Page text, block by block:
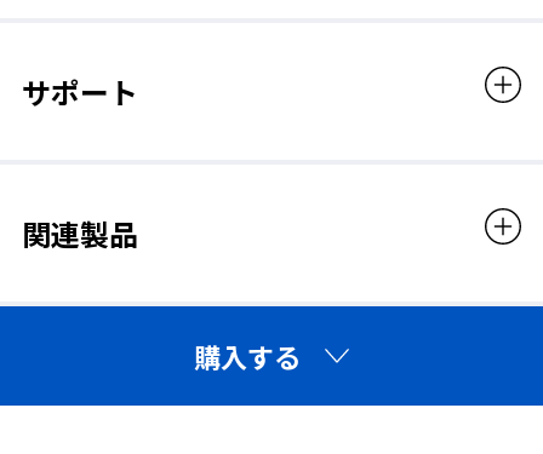
サポート
関連製品
購入する